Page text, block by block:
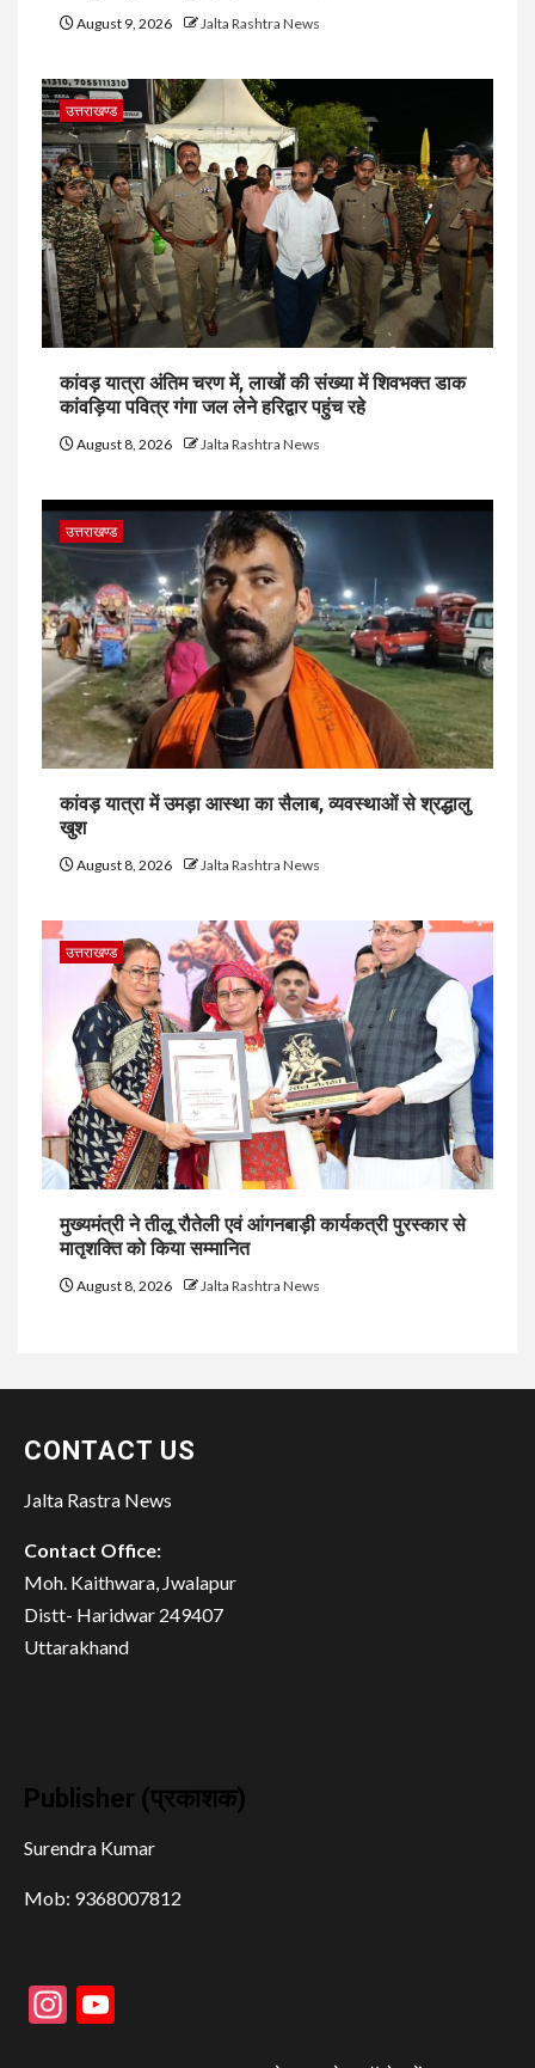
August 9, 2026 Jalta Rashtra News
उत्तराखण्ड
कांवड़ यात्रा अंतिम चरण में, लाखों की संख्या में शिवभक्त डाक
कांवड़िया पवित्र गंगा जल लेने हरिद्वार पहुंच रहे
August 8, 2026 Jalta Rashtra News
उत्तराखण्ड
कांवड़ यात्रा में उमड़ा आस्था का सैलाब, व्यवस्थाओं से श्रद्धालु
खुश
August 8, 2026 Jalta Rashtra News
उत्तराखण्ड
मुख्यमंत्री ने तीलू रौतेली एवं आंगनबाड़ी कार्यकत्री पुरस्कार से
मातृशक्ति को किया सम्मानित
August 8, 2026 Jalta Rashtra News
CONTACT US
Jalta Rastra News
Contact Office:
Moh. Kaithwara, Jwalapur
Distt- Haridwar 249407
Uttarakhand
Publisher (प्रकाशक)
Surendra Kumar
Mob: 9368007812
Instagram